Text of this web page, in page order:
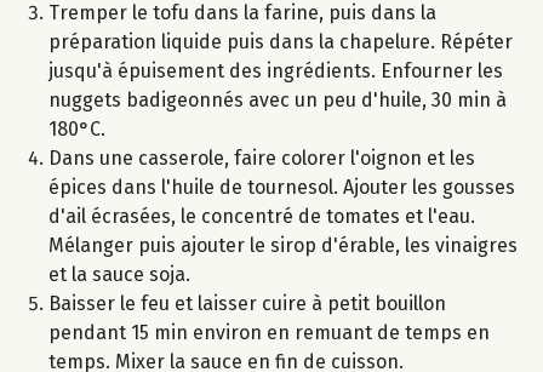
Tremper le tofu dans la farine, puis dans la
préparation liquide puis dans la chapelure. Répéter
jusqu'à épuisement des ingrédients. Enfourner les
nuggets badigeonnés avec un peu d'huile, 30 min à
180°C.
Dans une casserole, faire colorer l'oignon et les
épices dans l'huile de tournesol. Ajouter les gousses
d'ail écrasées, le concentré de tomates et l'eau.
Mélanger puis ajouter le sirop d'érable, les vinaigres
et la sauce soja.
Baisser le feu et laisser cuire à petit bouillon
pendant 15 min environ en remuant de temps en
temps. Mixer la sauce en fin de cuisson.